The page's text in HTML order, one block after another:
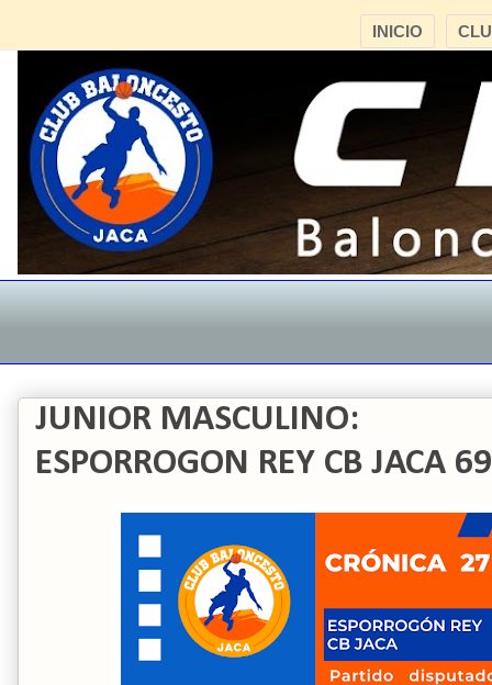
INICIO
JUNIOR MASCULINO:
ESPORROGON REY CB JACA